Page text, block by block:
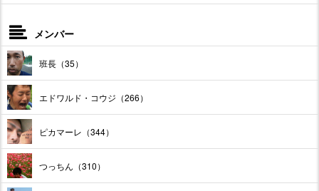
メンバー
班長（35）
エドワルド・コウジ（266）
ピカマーレ（344）
つっちん（310）